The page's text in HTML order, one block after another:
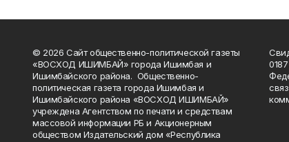
© 2026 Сайт общественно-политической газеты
«ВОСХОД ИШИМБАЙ» города Ишимбая и
Ишимбайского района. Общественно-
политическая газета города Ишимбая и
Ишимбайского района «ВОСХОД ИШИМБАЙ»
учреждена Агентством по печати и средствам
массовой информации РБ и Акционерным
обществом Издательский дом «Республика